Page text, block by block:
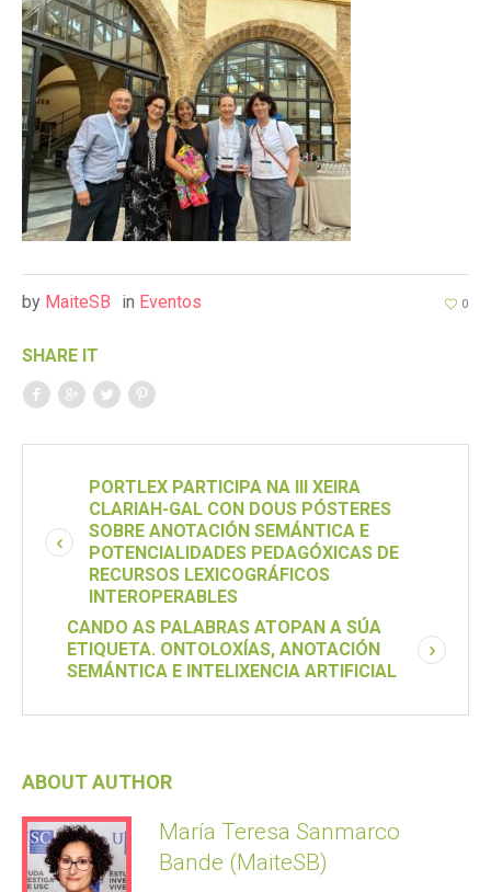
0
by MaiteSB in Eventos
SHARE IT
PORTLEX PARTICIPA NA III XEIRA
CLARIAH-GAL CON DOUS PÓSTERES
SOBRE ANOTACIÓN SEMÁNTICA E
POTENCIALIDADES PEDAGÓXICAS DE
RECURSOS LEXICOGRÁFICOS
INTEROPERABLES
CANDO AS PALABRAS ATOPAN A SÚA
ETIQUETA. ONTOLOXÍAS, ANOTACIÓN
SEMÁNTICA E INTELIXENCIA ARTIFICIAL
ABOUT AUTHOR
María Teresa Sanmarco
Bande (MaiteSB)